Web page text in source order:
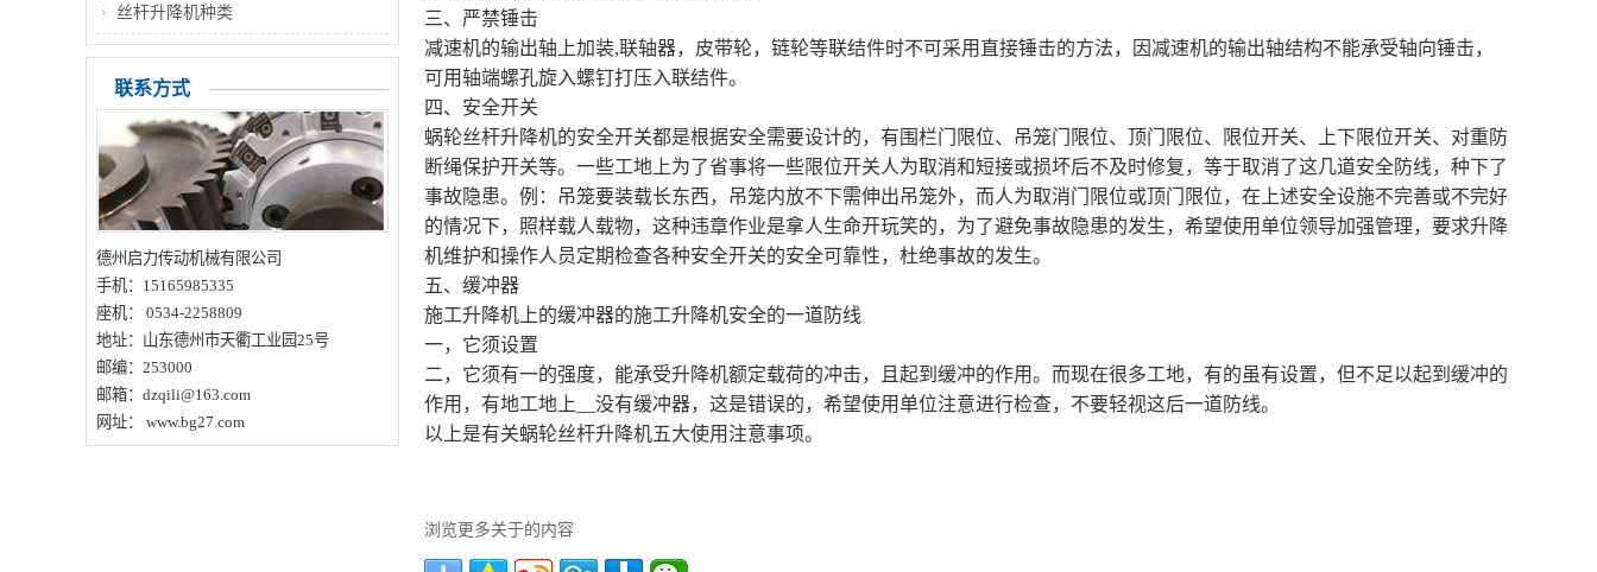
三、严禁锤击
减速机的输出轴上加装,联轴器，皮带轮，链轮等联结件时不可采用直接锤击的方法，因减速机的输出轴结构不能承受轴向锤击，
可用轴端螺孔旋入螺钉打压入联结件。
四、安全开关
蜗轮丝杆升降机的安全开关都是根据安全需要设计的，有围栏门限位、吊笼门限位、顶门限位、限位开关、上下限位开关、对重防
断绳保护开关等。一些工地上为了省事将一些限位开关人为取消和短接或损坏后不及时修复，等于取消了这几道安全防线，种下了
事故隐患。例：吊笼要装载长东西，吊笼内放不下需伸出吊笼外，而人为取消门限位或顶门限位，在上述安全设施不完善或不完好
的情况下，照样载人载物，这种违章作业是拿人生命开玩笑的，为了避免事故隐患的发生，希望使用单位领导加强管理，要求升降
机维护和操作人员定期检查各种安全开关的安全可靠性，杜绝事故的发生。
五、缓冲器
施工升降机上的缓冲器的施工升降机安全的一道防线
一，它须设置
二，它须有一的强度，能承受升降机额定载荷的冲击，且起到缓冲的作用。而现在很多工地，有的虽有设置，但不足以起到缓冲的
作用，有地工地上__没有缓冲器，这是错误的，希望使用单位注意进行检查，不要轻视这后一道防线。
以上是有关蜗轮丝杆升降机五大使用注意事项。
浏览更多关于的内容
丝杆升降机种类
联系方式
德州启力传动机械有限公司
手机：15165985335
座机：
0534-2258809
地址：山东德州市天衢工业园25号
邮编：253000
邮箱：dzqili@163.com
网址： www.bg27.com